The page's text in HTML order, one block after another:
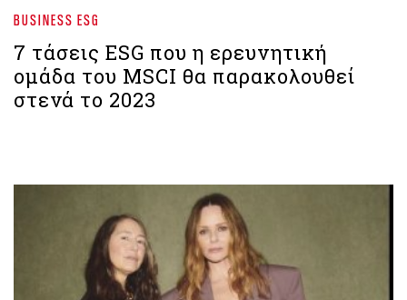
BUSINESS ESG
7 τάσεις ESG που η ερευνητική
ομάδα του MSCI θα παρακολουθεί
στενά το 2023